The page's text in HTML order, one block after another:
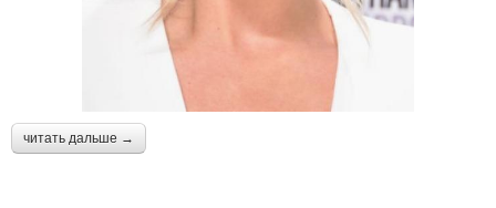
читать дальше →